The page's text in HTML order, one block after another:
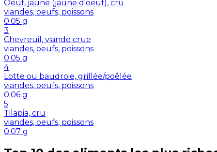
Oeuf, jaune (jaune d'oeuf), cru
viandes, oeufs, poissons
0.05 g
3
Chevreuil, viande crue
viandes, oeufs, poissons
0.05 g
4
Lotte ou baudroie, grillée/poêlée
viandes, oeufs, poissons
0.06 g
5
Tilapia, cru
viandes, oeufs, poissons
0.07 g